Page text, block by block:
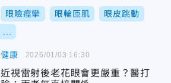
眼瞼痙攣 眼輪匝肌 眼皮跳動
健康
近視雷射後老花眼會更嚴重？醫打
2026/01/03 16:30